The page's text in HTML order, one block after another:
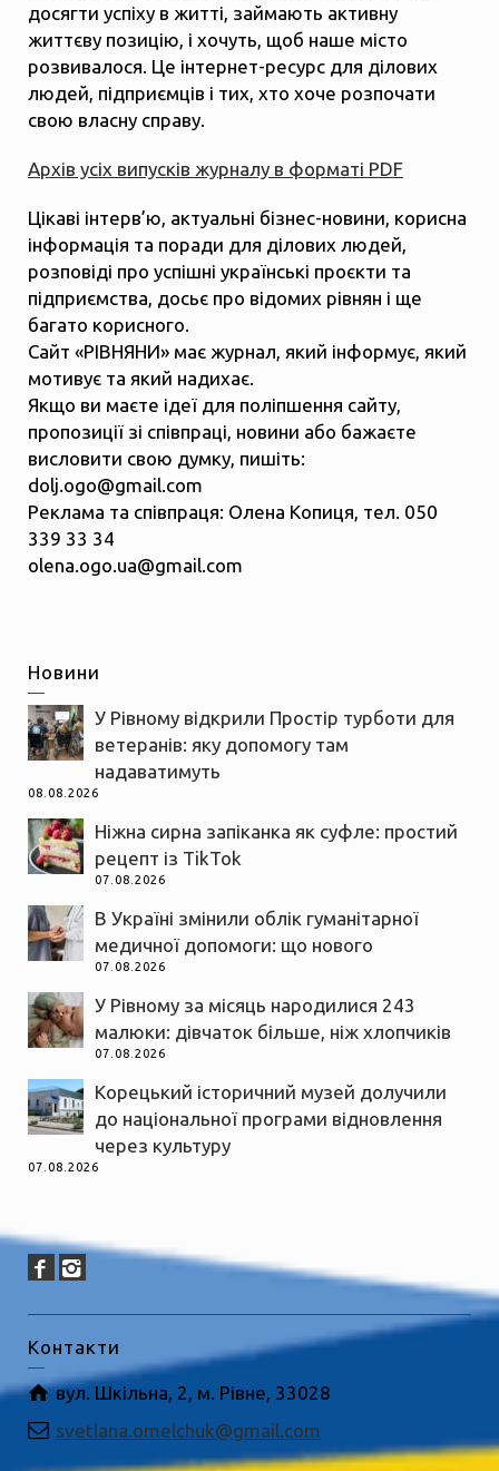
досягти успіху в житті, займають активну
життєву позицію, і хочуть, щоб наше місто
розвивалося. Це інтернет-ресурс для ділових
людей, підприємців і тих, хто хоче розпочати
свою власну справу.
Архів усіх випусків журналу в форматі PDF
Цікаві інтерв’ю, актуальні бізнес-новини, корисна
інформація та поради для ділових людей,
розповіді про успішні українські проєкти та
підприємства, досьє про відомих рівнян і ще
багато корисного.
Сайт «РІВНЯНИ» має журнал, який інформує, який
мотивує та який надихає.
Якщо ви маєте ідеї для поліпшення сайту,
пропозиції зі співпраці, новини або бажаєте
висловити свою думку, пишіть:
dolj.ogo@gmail.com
Реклама та співпраця: Олена Копиця, тел. 050
339 33 34
olena.ogo.ua@gmail.com
Новини
У Рівному відкрили Простір турботи для
ветеранів: яку допомогу там
надаватимуть
08.08.2026
Ніжна сирна запіканка як суфле: простий
рецепт із TikTok
07.08.2026
В Україні змінили облік гуманітарної
медичної допомоги: що нового
07.08.2026
У Рівному за місяць народилися 243
малюки: дівчаток більше, ніж хлопчиків
07.08.2026
Корецький історичний музей долучили
до національної програми відновлення
через культуру
07.08.2026
Контакти
вул. Шкільна, 2, м. Рівне, 33028
svetlana.omelchuk@gmail.com